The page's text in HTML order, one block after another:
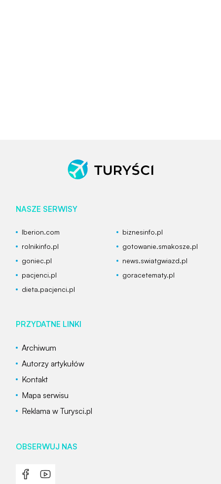
NASZE SERWISY
Iberion.com
biznesinfo.pl
rolnikinfo.pl
gotowanie.smakosze.pl
goniec.pl
news.swiatgwiazd.pl
pacjenci.pl
goracetematy.pl
dieta.pacjenci.pl
PRZYDATNE LINKI
Archiwum
Autorzy artykułów
Kontakt
Mapa serwisu
Reklama w Turysci.pl
OBSERWUJ NAS